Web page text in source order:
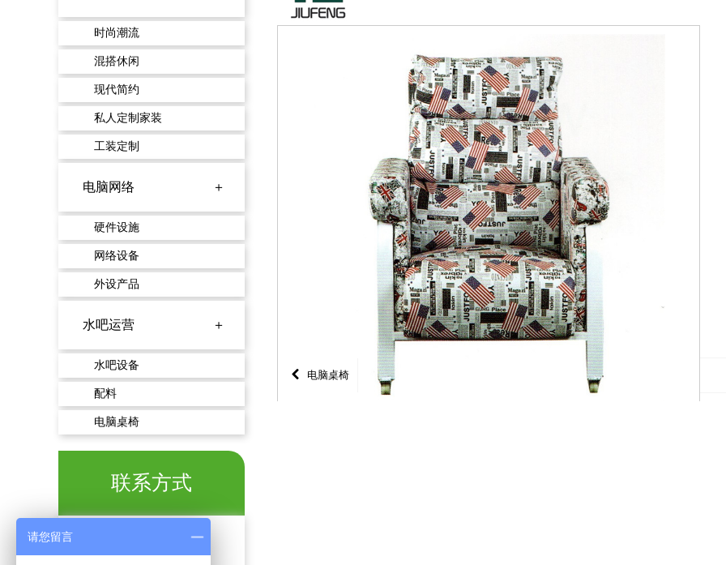
时尚潮流
混搭休闲
现代简约
私人定制家装
工装定制
电脑网络 ＋
硬件设施
网络设备
外设产品
水吧运营 ＋
水吧设备
配料
电脑桌椅
联系方式
东阳市九峰装饰有限公司
联系人：楼女士
电脑桌椅
请您留言